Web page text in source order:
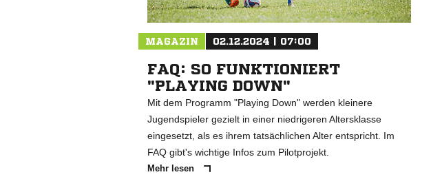
MAGAZIN 02.12.2024 | 07:00
FAQ: SO FUNKTIONIERT
"PLAYING DOWN"
Mit dem Programm "Playing Down" werden kleinere
Jugendspieler gezielt in einer niedrigeren Altersklasse
eingesetzt, als es ihrem tatsächlichen Alter entspricht. Im
FAQ gibt's wichtige Infos zum Pilotprojekt.
Mehr lesen